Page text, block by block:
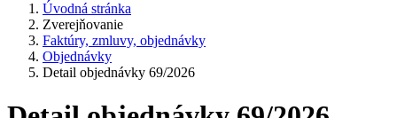
Úvodná stránka
Zverejňovanie
Faktúry, zmluvy, objednávky
Objednávky
Detail objednávky 69/2026